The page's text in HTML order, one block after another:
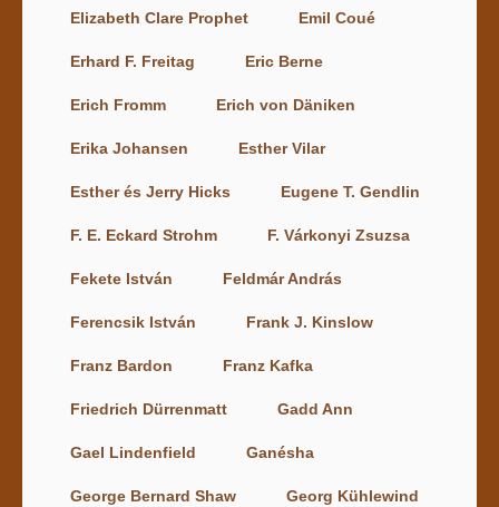
Elizabeth Clare Prophet Emil Coué
Erhard F. Freitag Eric Berne
Erich Fromm Erich von Däniken
Erika Johansen Esther Vilar
Esther és Jerry Hicks Eugene T. Gendlin
F. E. Eckard Strohm F. Várkonyi Zsuzsa
Fekete István Feldmár András
Ferencsik István Frank J. Kinslow
Franz Bardon Franz Kafka
Friedrich Dürrenmatt Gadd Ann
Gael Lindenfield Ganésha
George Bernard Shaw Georg Kühlewind